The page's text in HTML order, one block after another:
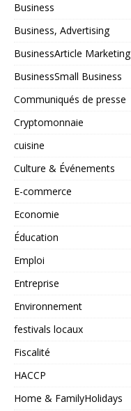
Business
Business, Advertising
BusinessArticle Marketing
BusinessSmall Business
Communiqués de presse
Cryptomonnaie
cuisine
Culture & Événements
E-commerce
Economie
Éducation
Emploi
Entreprise
Environnement
festivals locaux
Fiscalité
HACCP
Home & FamilyHolidays